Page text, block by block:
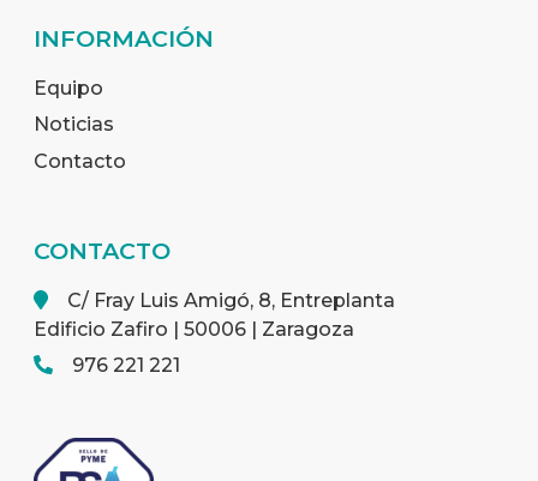
INFORMACIÓN
Equipo
Noticias
Contacto
CONTACTO
C/ Fray Luis Amigó, 8, Entreplanta
Edificio Zafiro | 50006 | Zaragoza
976 221 221